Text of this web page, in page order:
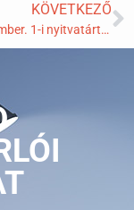
KÖVETKEZŐ
2025. november. 1-i nyitvatártásunk